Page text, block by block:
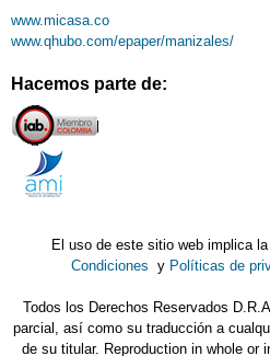
www.micasa.co
www.qhubo.com/epaper/manizales/
Hacemos parte de:
El uso de este sitio web implica
Condiciones y Políticas de
Todos los Derechos Reservados
parcial, así como su traducción a
de su titular. Reproduction in whole or